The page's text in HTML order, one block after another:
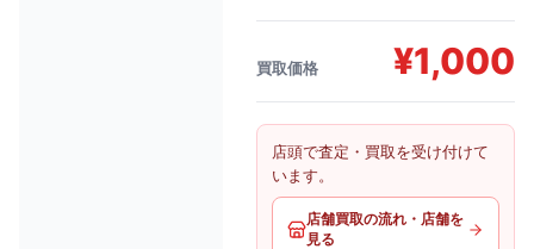
買取価格 ¥1,000
店頭で査定・買取を受け付けて
います。
店舗買取の流れ・店舗を
見る